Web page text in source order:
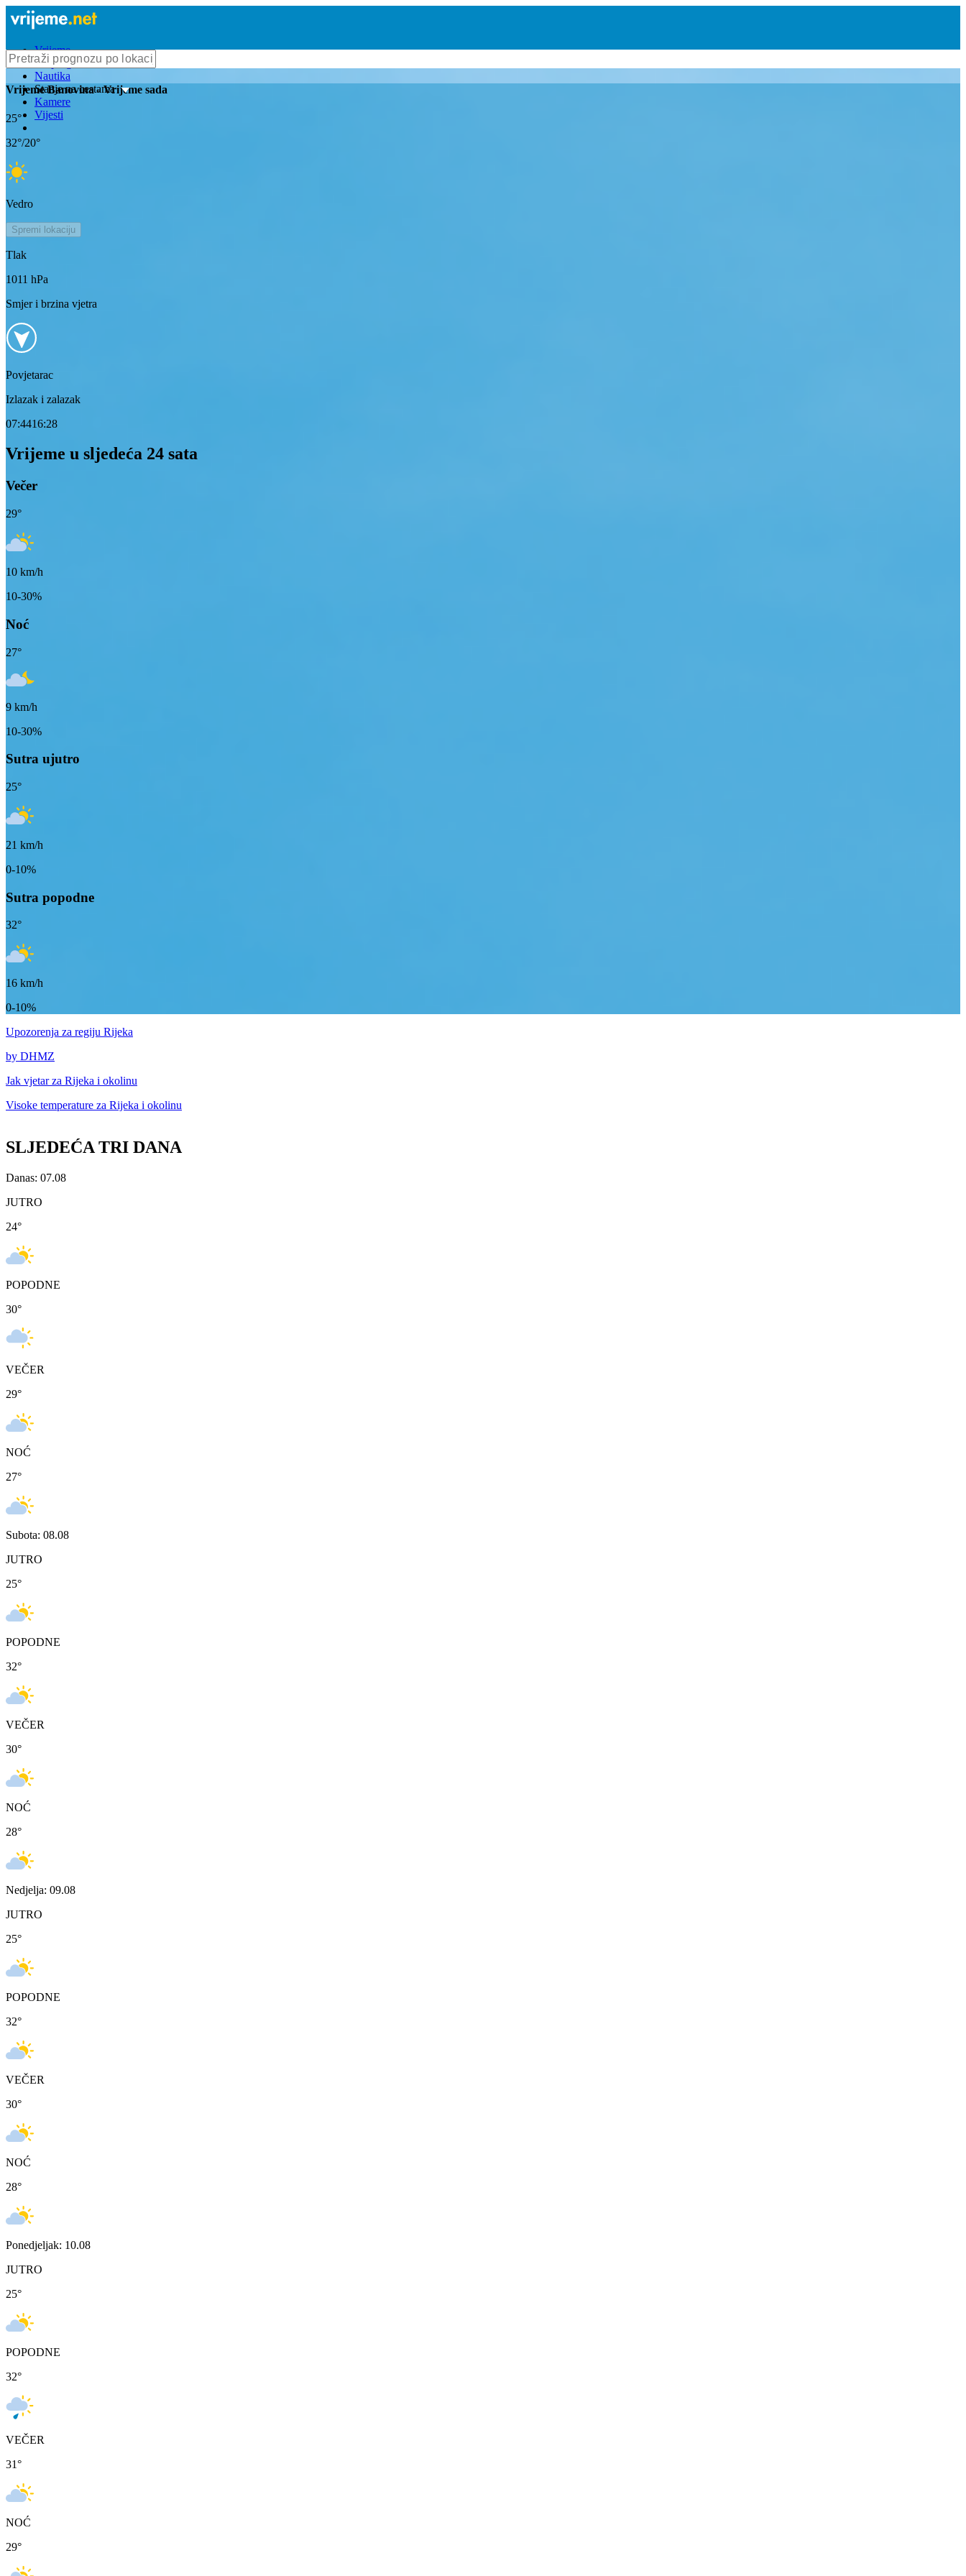
Vrijeme
Bioprognoza
Nautika
Stanje na cestama
Kamere
Vijesti
VrijemeBanovina- Vrijeme sada
25°
32°/20°
Vedro
Spremi lokaciju
Tlak
1011 hPa
Smjer i brzina vjetra
Povjetarac
Izlazak i zalazak
07:4416:28
Vrijeme u sljedeća 24 sata
Večer
29°
10 km/h
10-30%
Noć
27°
9 km/h
10-30%
Sutra ujutro
25°
21 km/h
0-10%
Sutra popodne
32°
16 km/h
0-10%
Upozorenja za regiju Rijeka
by DHMZ
Jak vjetar za Rijeka i okolinu
Visoke temperature za Rijeka i okolinu
SLJEDEĆA TRI DANA
Danas: 07.08
JUTRO
24°
POPODNE
30°
VEČER
29°
NOĆ
27°
Subota: 08.08
JUTRO
25°
POPODNE
32°
VEČER
30°
NOĆ
28°
Nedjelja: 09.08
JUTRO
25°
POPODNE
32°
VEČER
30°
NOĆ
28°
Ponedjeljak: 10.08
JUTRO
25°
POPODNE
32°
VEČER
31°
NOĆ
29°